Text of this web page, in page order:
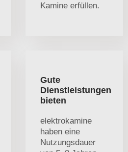
Kamine erfüllen.
Gute
Dienstleistungen
bieten
elektrokamine
haben eine
Nutzungsdauer